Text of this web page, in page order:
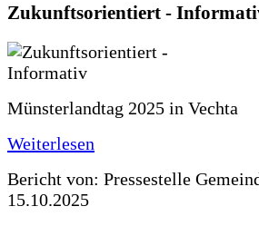
Zukunftsorientiert -
Münsterlandtag 2025 in Vechta
Weiterlesen
Bericht von: Pressestelle
15.10.2025